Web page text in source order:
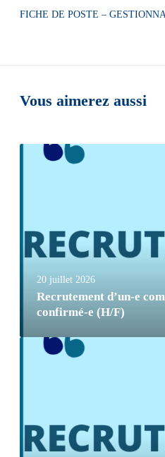
FICHE DE POSTE –
Vous aimerez aussi
20 juillet 2026
Recrutement d’un-e
confirmé-e (H/F)